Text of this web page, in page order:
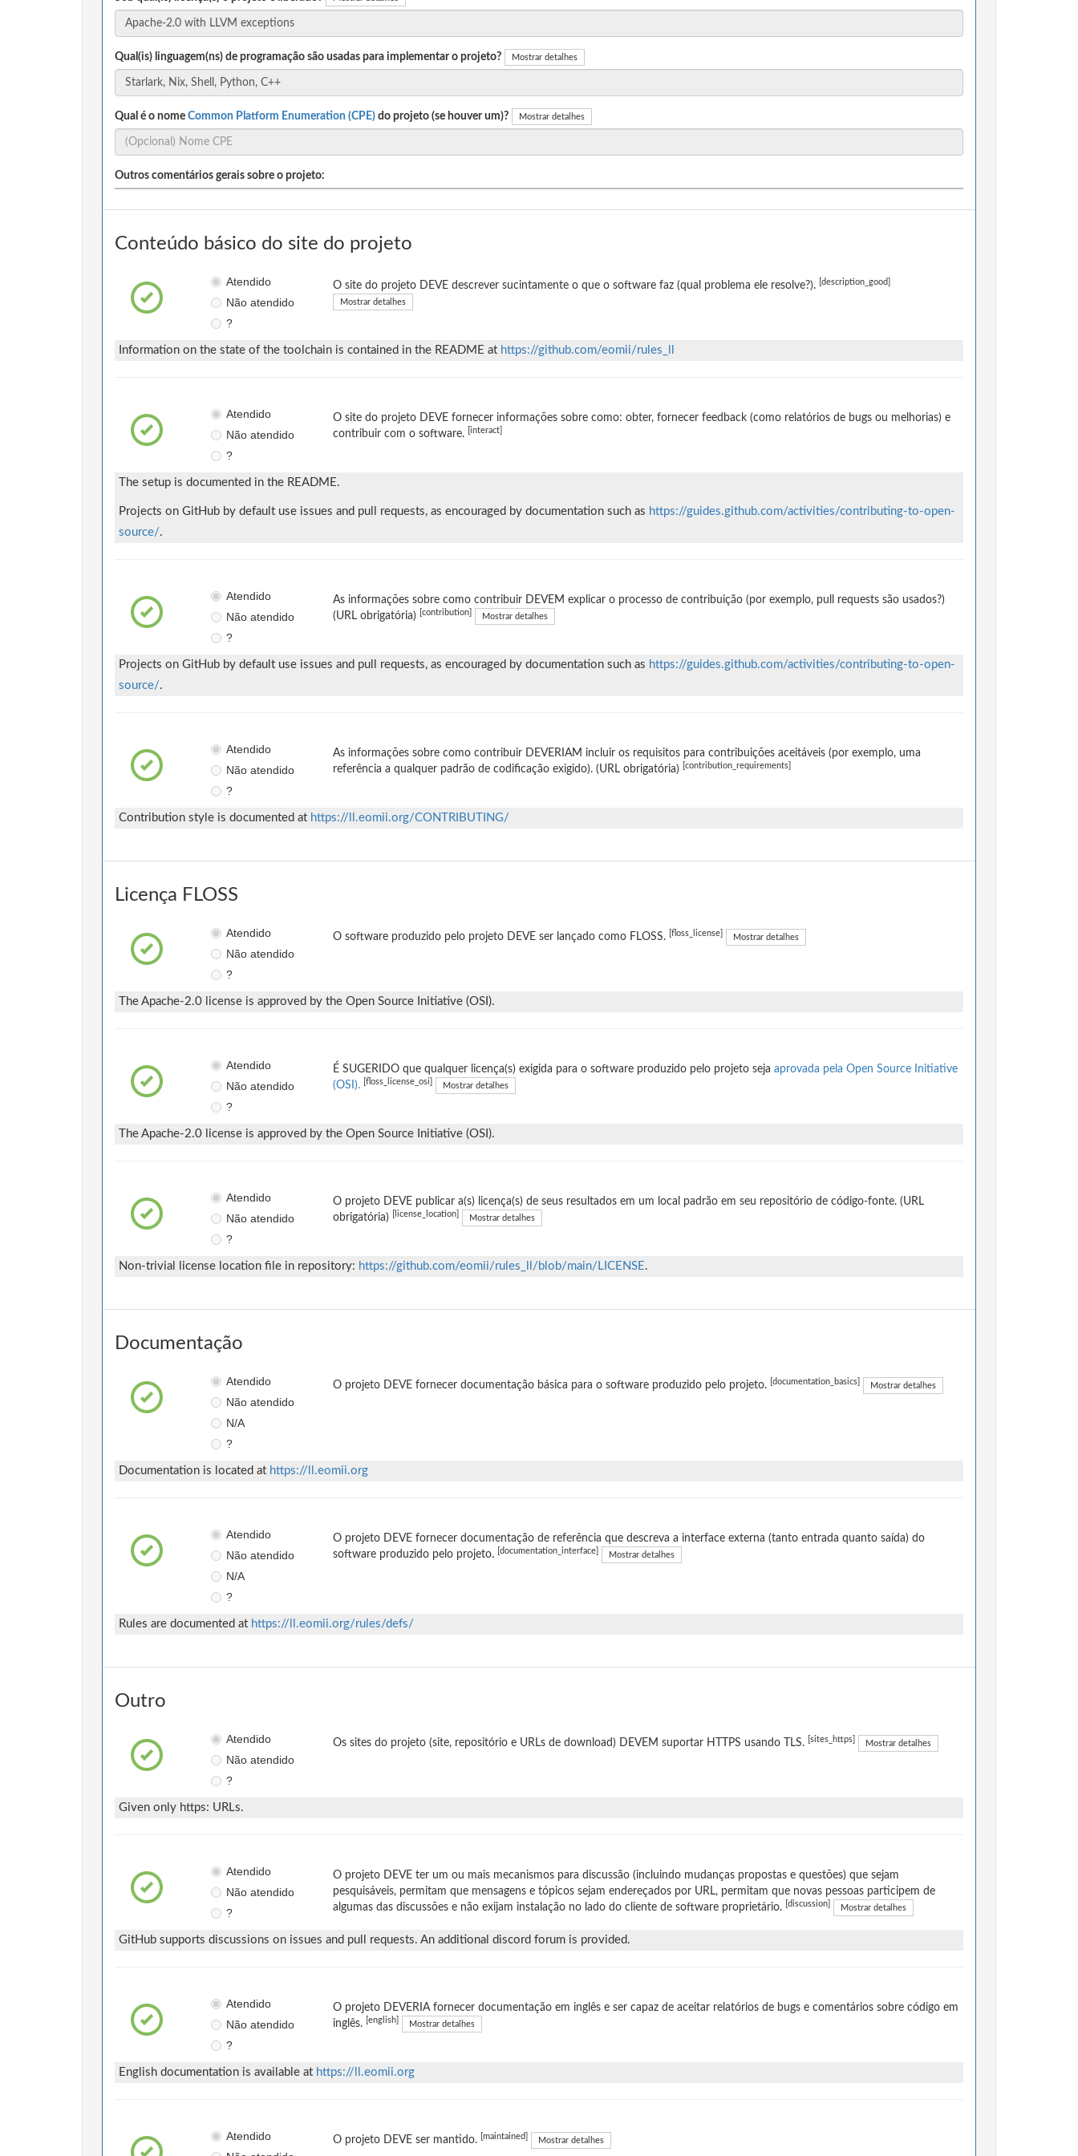
Qual(is) linguagem(ns) de programação são usadas para implementar o projeto? Mostrar detalhes
Qual é o nome Common Platform Enumeration (CPE) do projeto (se houver um)? Mostrar detalhes
Outros comentários gerais sobre o projeto:
Conteúdo básico do site do projeto
Atendido
Não atendido
?
O site do projeto DEVE descrever sucintamente o que o software faz (qual problema ele resolve?). [description_good]
Mostrar detalhes
Information on the state of the toolchain is contained in the README at https://github.com/eomii/rules_ll
Atendido
Não atendido
?
O site do projeto DEVE fornecer informações sobre como: obter, fornecer feedback (como relatórios de bugs ou melhorias) e
contribuir com o software.
[interact]
The setup is documented in the README.
Projects on GitHub by default use issues and pull requests, as encouraged by documentation such as https://guides.github.com/activities/contributing-to-open-
source/.
Atendido
Não atendido
?
As informações sobre como contribuir DEVEM explicar o processo de contribuição (por exemplo, pull requests são usados?)
(URL obrigatória)
[contribution] Mostrar detalhes
Projects on GitHub by default use issues and pull requests, as encouraged by documentation such as https://guides.github.com/activities/contributing-to-open-
source/.
Atendido
Não atendido
?
As informações sobre como contribuir DEVERIAM incluir os requisitos para contribuições aceitáveis (por exemplo, uma
referência a qualquer padrão de codificação exigido). (URL obrigatória)
[contribution_requirements]
Contribution style is documented at https://ll.eomii.org/CONTRIBUTING/
Licença FLOSS
Atendido
Não atendido
?
O software produzido pelo projeto DEVE ser lançado como FLOSS. [floss_license] Mostrar detalhes
The Apache-2.0 license is approved by the Open Source Initiative (OSI).
Atendido
Não atendido
?
É SUGERIDO que qualquer licença(s) exigida para o software produzido pelo projeto seja aprovada pela Open Source Initiative
(OSI).
[floss_license_osi] Mostrar detalhes
The Apache-2.0 license is approved by the Open Source Initiative (OSI).
Atendido
Não atendido
?
O projeto DEVE publicar a(s) licença(s) de seus resultados em um local padrão em seu repositório de código-fonte. (URL
obrigatória)
[license_location] Mostrar detalhes
Non-trivial license location file in repository: https://github.com/eomii/rules_ll/blob/main/LICENSE.
Documentação
Atendido
Não atendido
N/A
?
O projeto DEVE fornecer documentação básica para o software produzido pelo projeto. [documentation_basics] Mostrar detalhes
Documentation is located at https://ll.eomii.org
Atendido
Não atendido
N/A
?
O projeto DEVE fornecer documentação de referência que descreva a interface externa (tanto entrada quanto saída) do
software produzido pelo projeto.
[documentation_interface] Mostrar detalhes
Rules are documented at https://ll.eomii.org/rules/defs/
Outro
Atendido
Não atendido
?
Os sites do projeto (site, repositório e URLs de download) DEVEM suportar HTTPS usando TLS. [sites_https] Mostrar detalhes
Given only https: URLs.
Atendido
Não atendido
?
O projeto DEVE ter um ou mais mecanismos para discussão (incluindo mudanças propostas e questões) que sejam
pesquisáveis, permitam que mensagens e tópicos sejam endereçados por URL, permitam que novas pessoas participem de
algumas das discussões e não exijam instalação no lado do cliente de software proprietário.
[discussion] Mostrar detalhes
GitHub supports discussions on issues and pull requests. An additional discord forum is provided.
Atendido
Não atendido
?
O projeto DEVERIA fornecer documentação em inglês e ser capaz de aceitar relatórios de bugs e comentários sobre código em
inglês.
[english] Mostrar detalhes
English documentation is available at https://ll.eomii.org
Atendido
O projeto DEVE ser mantido. [maintained] Mostrar detalhes